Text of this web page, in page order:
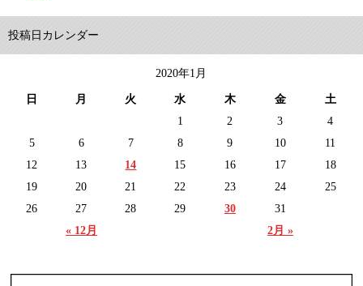
投稿日カレンダー
2020年1月
日 月 火 水 木 金 土
« 12月 2月 »
1 2 3
4
5
6 7 8 9 10
11
12
13 14 15 16 17
18
19
20 21 22 23 24
25
26
27 28 29 30 31